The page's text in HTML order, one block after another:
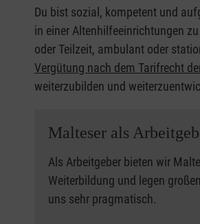
Du bist sozial, kompetent und
in einer Altenhilfeeinrichtungen
oder Teilzeit, ambulant oder
Vergütung nach dem Tarifrecht
weiterzubilden und
Malteser als
Als Arbeitgeber bieten wir
Weiterbildung und legen
uns sehr pragmatisch.